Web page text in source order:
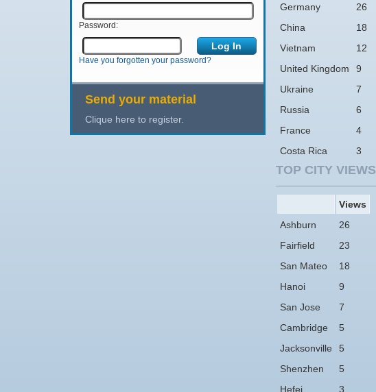
Password:
Have you forgotten your password?
Send your material
Clique here to register.
Germany
26
China
18
Vietnam
12
United Kingdom
9
Ukraine
7
Russia
6
France
4
Costa Rica
3
TOP CITY VIEWS
Views
Ashburn
26
Fairfield
23
San Mateo
18
Hanoi
9
San Jose
7
Cambridge
5
Jacksonville
5
Shenzhen
5
Hefei
3